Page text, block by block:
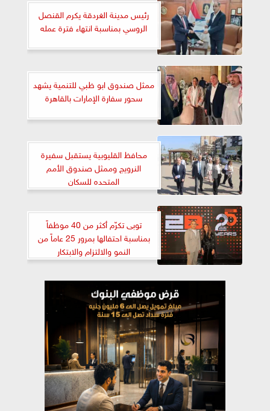
رئيس مدينة الغردقة يكرم القنصل
الروسي بمناسبة انتهاء فترة عمله
ممثل صندوق ابو ظبي للتنمية يشهد
سحور سفارة الإمارات بالقاهرة
محافظ القليوبية يستقبل سفيرة
النرويج وممثل صندوق الأمم
المتحده للسكان
توبى تكرّم أكثر من 40 موظفاً
بمناسبة احتفالها بمرور 25 عاماً من
النمو والالتزام والابتكار